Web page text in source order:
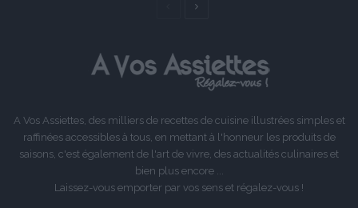
Page
A Vos Assiettes, des milliers de recettes de cuisine illustrées simples et
raffinées accessibles à tous, en mettant à l'honneur les produits de
saisons, c'est également de l'art de vivre, des actualités culinaires et
bien plus encore ...
Laissez-vous emporter par vos sens et régalez-vous !